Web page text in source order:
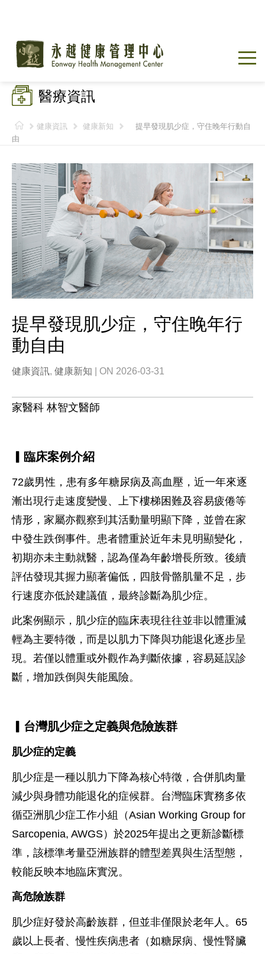
醫療資訊
健康資訊 健康新知
提早發現肌少症，守住晚年行動自
由
提早發現肌少症，守住晚年行
動自由
健康資訊, 健康新知 | ON 2026-03-31
家醫科 林智文醫師
▎臨床案例介紹
72歲男性，患有多年糖尿病及高血壓，近一年來逐
漸出現行走速度變慢、上下樓梯困難及容易疲倦等
情形，家屬亦觀察到其活動量明顯下降，並曾在家
中發生跌倒事件。患者體重於近年未見明顯變化，
初期亦未主動就醫，認為僅為年齡增長所致。後續
評估發現其握力顯著偏低，四肢骨骼肌量不足，步
行速度亦低於建議值，最終診斷為肌少症。
此案例顯示，肌少症的臨床表現往往並非以體重減
輕為主要特徵，而是以肌力下降與功能退化逐步呈
現。若僅以體重或外觀作為判斷依據，容易延誤診
斷，增加跌倒與失能風險。
▎台灣肌少症之定義與危險族群
肌少症的定義
肌少症是一種以肌力下降為核心特徵，合併肌肉量
減少與身體功能退化的症候群。台灣臨床實務多依
循亞洲肌少症工作小組（Asian Working Group for
Sarcopenia, AWGS）於2025年提出之更新診斷標
準，該標準考量亞洲族群的體型差異與生活型態，
較能反映本地臨床實況。
高危險族群
肌少症好發於高齡族群，但並非僅限於老年人。65
歲以上長者、慢性疾病患者（如糖尿病、慢性腎臟